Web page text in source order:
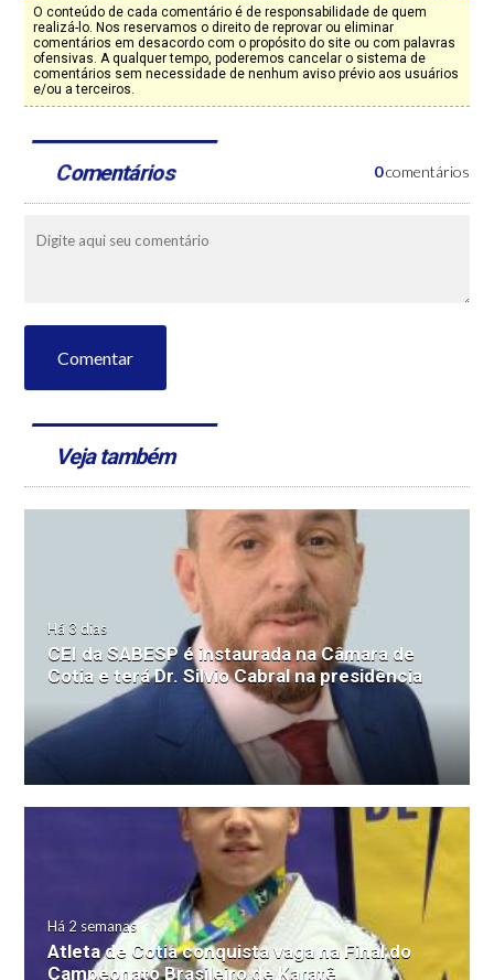
O conteúdo de cada comentário é de responsabilidade de quem
realizá-lo. Nos reservamos o direito de reprovar ou eliminar
comentários em desacordo com o propósito do site ou com palavras
ofensivas. A qualquer tempo, poderemos cancelar o sistema de
comentários sem necessidade de nenhum aviso prévio aos usuários
e/ou a terceiros.
Comentários 0comentários
Comentar
Veja também
Há 3 dias
CEI da SABESP é instaurada na Câmara de
Cotia e terá Dr. Silvio Cabral na presidência
Há 2 semanas
Atleta de Cotia conquista vaga na Final do
Campeonato Brasileiro de Karatê